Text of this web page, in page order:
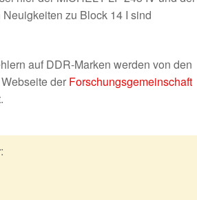
zu Block 14 I sind
auf DDR-Marken werden von den
der Forschungsgemeinschaft
: